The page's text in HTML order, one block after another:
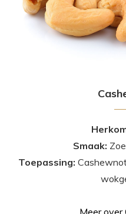
Smaak:
Toepassing:
Meer over